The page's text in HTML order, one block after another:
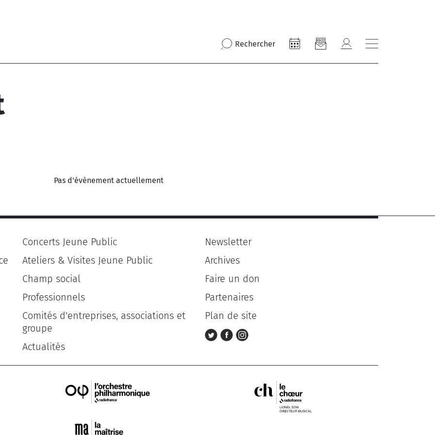
Rechercher
Pas d'évènement actuellement
Concerts Jeune Public
Ateliers & Visites Jeune Public
Champ social
Professionnels
Comités d'entreprises, associations et
groupe
Actualités
Newsletter
Archives
Faire un don
Partenaires
Plan de site